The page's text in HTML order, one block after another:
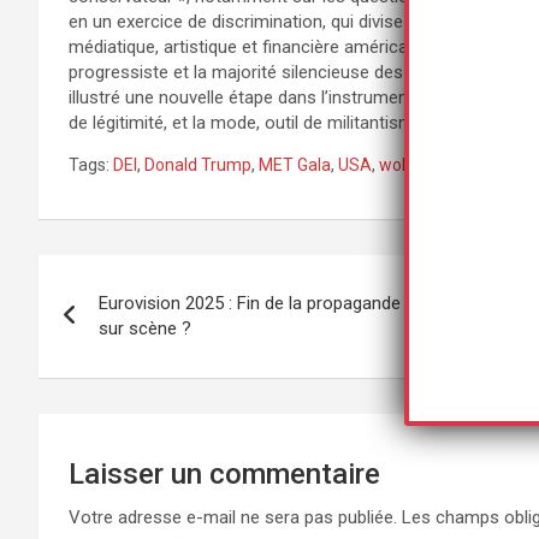
en un exercice de discrimination, qui divise au lieu de
médiatique, artistique et financière américaine, montre une
progressiste et la majorité silencieuse des Américains.
illustré une nouvelle étape dans l’instrumentalisation
de légitimité, et la mode, outil de militantisme identitaire.
Tags: DEI , Donald Trump, MET Gala, USA, woke
de
l’article
Eurovision 2025 : Fin de la propagande arc-en-ciel
sur scène ?
Laisser un commentaire
Votre adresse e-mail ne sera pas publiée. Les champs